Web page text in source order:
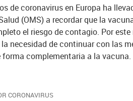
de coronavirus en Europa ha
(OMS) a recordar que la
el riesgo de contagio. Por
necesidad de continuar con las
complementaria a la vacuna.
CORONAVIRUS